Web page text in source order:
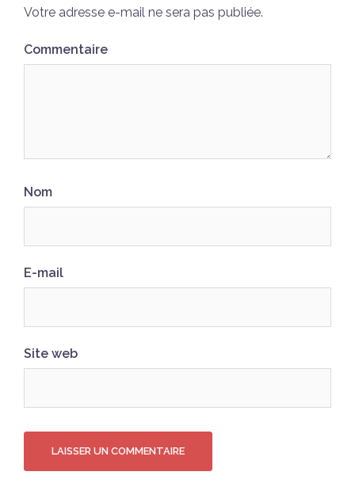
Votre adresse e-mail ne sera pas publiée.
Commentaire
Nom
E-mail
Site web